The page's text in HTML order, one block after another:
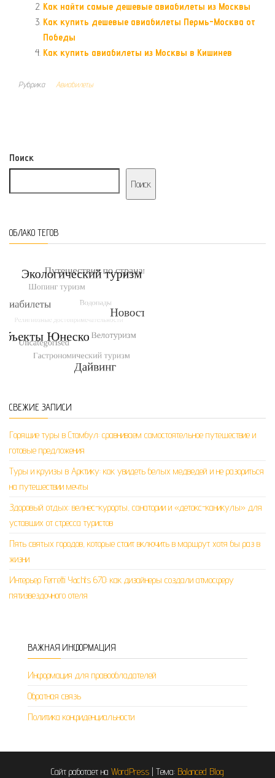
Как найти самые дешевые авиабилеты из Москвы
Как купить дешевые авиабилеты Пермь-Москва от
Победы
Как купить авиабилеты из Москвы в Кишинев
Рубрика Авиабилеты
Поиск
Поиск
ОБЛАКО ТЕГОВ
СВЕЖИЕ ЗАПИСИ
Горящие туры в Стамбул: сравниваем самостоятельное путешествие и
готовые предложения
Туры и круизы в Арктику: как увидеть белых медведей и не разориться
на путешествии мечты
Здоровый отдых: велнес-курорты, санатории и «детокс-каникулы» для
уставших от стресса туристов
Пять святых городов, которые стоит включить в маршрут хотя бы раз в
жизни
Интерьер Ferretti Yachts 670: как дизайнеры создали атмосферу
пятизвездочного отеля
ВАЖНАЯ ИНФОРМАЦИЯ
Информация для правообладателей
Обратная связь
Политика конфиденциальности
Сайт работает на WordPress | Тема: Balanced Blog